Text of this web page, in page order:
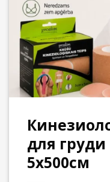
для
5х500см